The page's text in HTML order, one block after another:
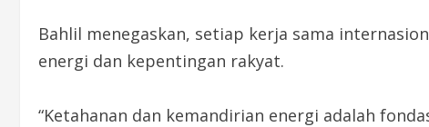
Bahlil menegaskan, setiap kerja sama
energi dan kepentingan rakyat.
“Ketahanan dan kemandirian energi adalah